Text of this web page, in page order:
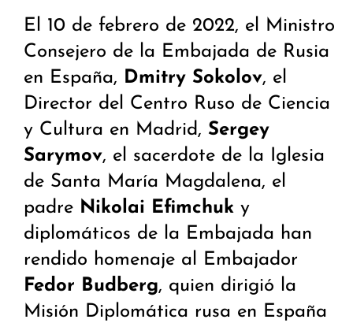
El 10 de febrero de 2022, el Ministro
Consejero de la Embajada de Rusia
en España, Dmitry Sokolov, el
Director del Centro Ruso de Ciencia
y Cultura en Madrid, Sergey
Sarymov, el sacerdote de la Iglesia
de Santa María Magdalena, el
padre Nikolai Efimchuk y
diplomáticos de la Embajada han
rendido homenaje al Embajador
Fedor Budberg, quien dirigió la
Misión Diplomática rusa en España